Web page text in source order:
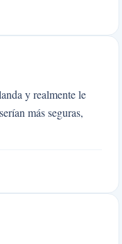
y realmente le
más seguras,